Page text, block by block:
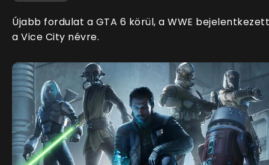
Újabb fordulat a GTA 6 körül, a WWE bejelentkezett
a Vice City névre.